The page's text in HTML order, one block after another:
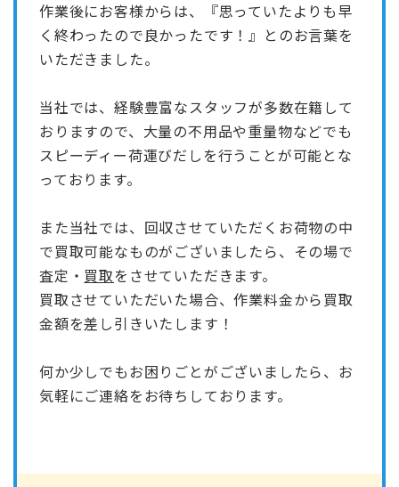
作業後にお客様からは、『思っていたよりも早
く終わったので良かったです！』とのお言葉を
いただきました。
当社では、経験豊富なスタッフが多数在籍して
おりますので、大量の不用品や重量物などでも
スピーディー荷運びだしを行うことが可能とな
っております。
また当社では、回収させていただくお荷物の中
で買取可能なものがございましたら、その場で
査定・ 買取をさせていただきます。
買取させていただいた場合、作業料金から買取
金額を差し引きいたします！
何か少しでもお困りごとがございましたら、お
気軽にご連絡をお待ちしております。